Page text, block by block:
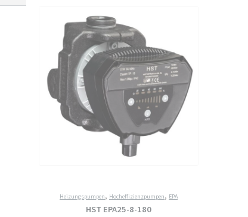
Heizungspumpen, Hocheffizienzpumpen, EPA
HST EPA25-8-180